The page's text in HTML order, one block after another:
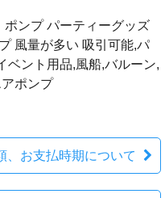
ンプ パーティーグッズ
風量が多い 吸引可能,パ
ベント用品,風船,バルーン,
ポンプ
、お支払時期について